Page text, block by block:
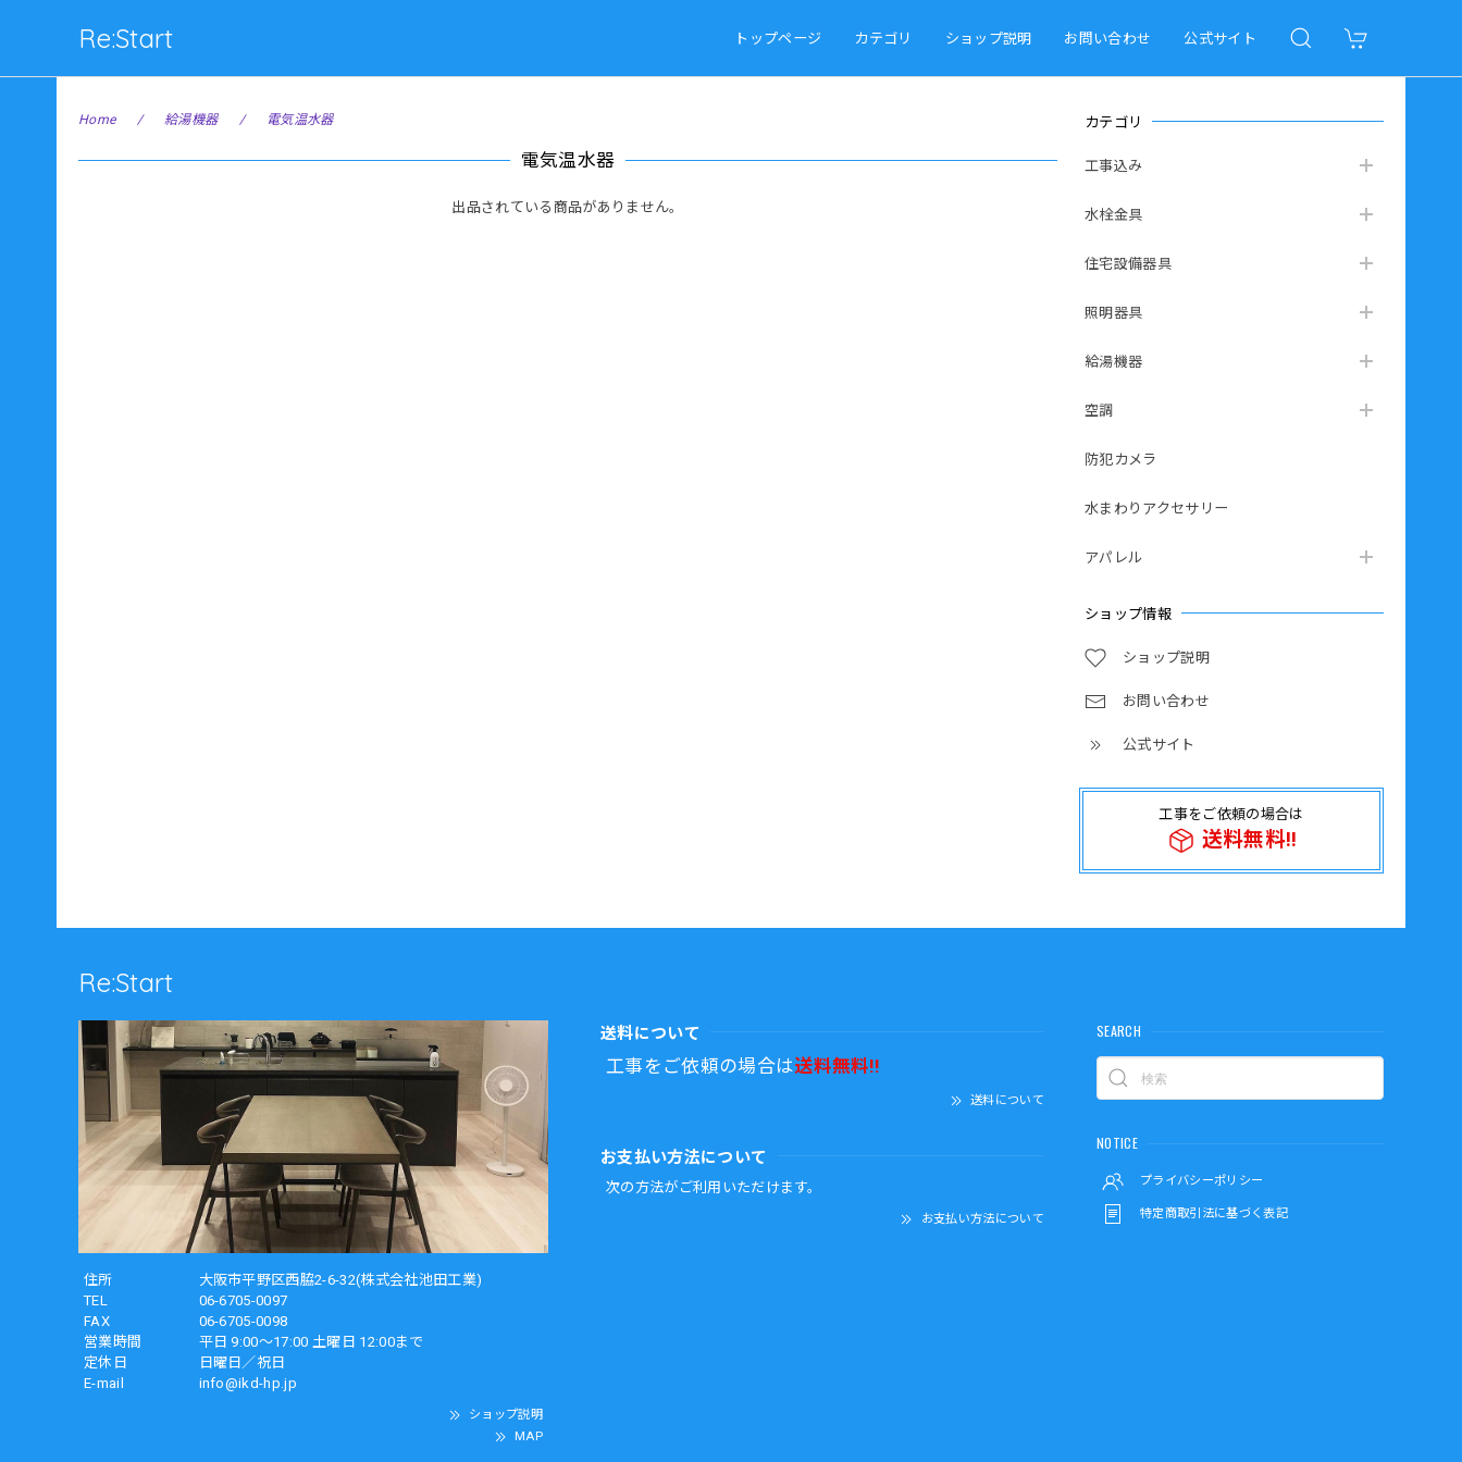
Re:Start トップページ カテゴリ ショップ説明 お問い合わせ 公式サイト
カテゴリ
工事込み
水栓金具
住宅設備器具
照明器具
給湯機器
空調
防犯カメラ
水まわりアクセサリー
アパレル
ショップ情報
ショップ説明
お問い合わせ
公式サイト
工事をご依頼の場合は
送料無料!!
Home 給湯機器 電気温水器
電気温水器
出品されている商品がありません。
Re:Start
住所
大阪市平野区西脇2-6-32(株式会社池田工業)
TEL
06-6705-0097
FAX
06-6705-0098
営業時間
平日 9:00～17:00 土曜日 12:00まで
定休日
日曜日／祝日
E-mail
info@ikd-hp.jp
ショップ説明
MAP
送料について
工事をご依頼の場合は送料無料!!
送料について
お支払い方法について
次の方法がご利用いただけます。
お支払い方法について
SEARCH
NOTICE
プライバシーポリシー
特定商取引法に基づく表記